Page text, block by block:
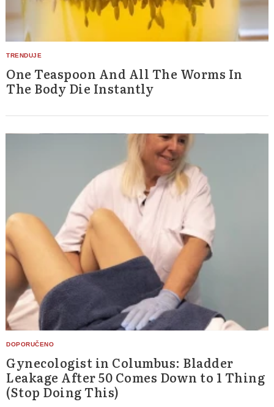
One Teaspoon And All The Worms In
The Body Die Instantly
Gynecologist in Columbus: Bladder
Leakage After 50 Comes Down to 1 Thing
(Stop Doing This)